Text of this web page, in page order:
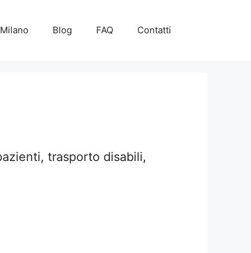
Blog FAQ Contatti
trasporto disabili,